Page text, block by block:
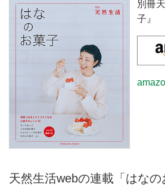
別冊
子』
天然生活webの連載「はな